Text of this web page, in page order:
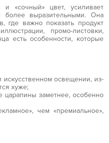
и «сочный» цвет, усиливает
более выразительными. Она
где важно показать продукт
промо-листовки,
есть особенности, которые
искусственном освещении, из-
хуже;
царапины заметнее, особенно
чем «премиальное»,